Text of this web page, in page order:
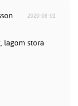
2020-08-01
lagom stora